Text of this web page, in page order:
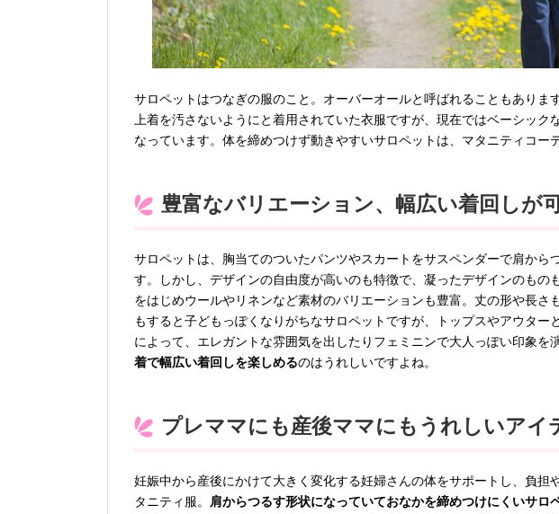
サロペットはつなぎの服のこと。オーバーオールと呼ばれることもありま
上着を汚さないようにと着用されていた衣服ですが、現在ではベーシック
なっています。体を締めつけず動きやすいサロペットは、マタニティコー
豊富なバリエーション、幅広い着回しが
サロペットは、胸当てのついたパンツやスカートをサスペンダーで肩から
す。しかし、デザインの自由度が高いのも特徴で、凝ったデザインのもの
をはじめウールやリネンなど素材のバリエーションも豊富。丈の形や長さ
もすると子どもっぽくなりがちなサロペットですが、トップスやアウター
によって、エレガントな雰囲気を出したりフェミニンで大人っぽい印象を
着で幅広い着回しを楽しめるのはうれしいですよね。
プレママにも産後ママにもうれしいアイ
妊娠中から産後にかけて大きく変化する妊婦さんの体をサポートし、負担
タニティ服。
肩からつるす形状になっていておなかを締めつけにくいサロ